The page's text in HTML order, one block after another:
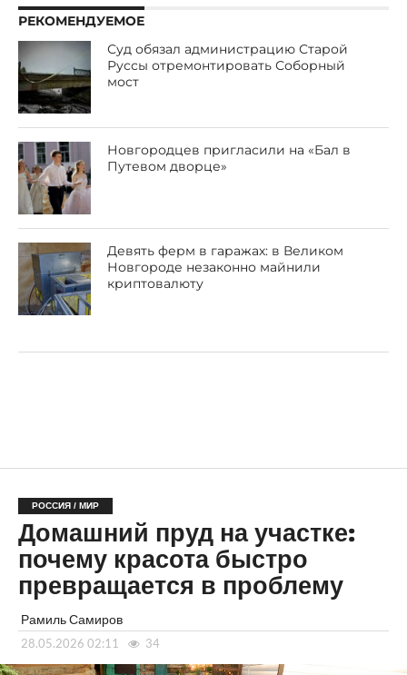
РЕКОМЕНДУЕМОЕ
Суд обязал администрацию Старой
Руссы отремонтировать Соборный
мост
Новгородцев пригласили на «Бал в
Путевом дворце»
Девять ферм в гаражах: в Великом
Новгороде незаконно майнили
криптовалюту
РОССИЯ / МИР
Домашний пруд на участке:
почему красота быстро
превращается в проблему
Рамиль Самиров
28.05.2026 02:11 34